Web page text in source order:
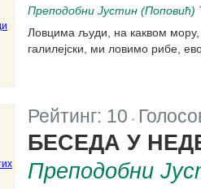
Преподобни Јустин (Поповић)
Ловцима људи, на каквом
галилејски, ми ловимо рибе,
Рейтинг: 10
БЕСЕДА У
Преподобни